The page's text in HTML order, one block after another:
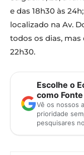
e das 18h30 às
localizado na Av.
todos os dias, mas
22h30.
Escolhe o
como
Vê os nossos
prioridade
pesquisares